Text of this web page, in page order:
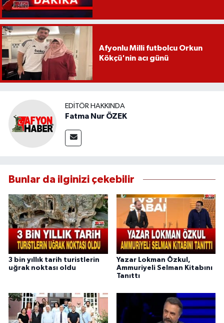
Afyonlu Milli futbolcu Orkun
Kökçü'nin acı günü
EDITÖR HAKKINDA
Fatma Nur ÖZEK
Bunlar da ilginizi çekebilir
3 bin yıllık tarih turistlerin
uğrak noktası oldu
Yazar Lokman Özkul,
Ammuriyeli Selman Kitabını
Tanıttı